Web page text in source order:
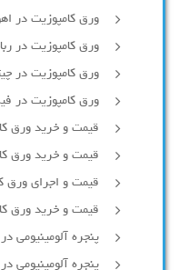
ورق کامپوزیت در
ورق کامپوزیت در
ورق کامپوزیت در
ورق کامپوزیت در
قیمت و خرید ورق
قیمت و خرید ورق
قیمت و اجرای ورق
قیمت و خرید ورق
پنجره آلومینیومی
پنجره آلومینیومی